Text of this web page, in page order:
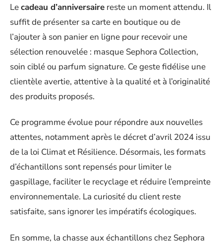
Lecadeau d’anniversaire reste un moment attendu. Il
suffit de présenter sa carte en boutique ou de
l’ajouter à son panier en ligne pour recevoir une
sélection renouvelée : masque Sephora Collection,
soin ciblé ou parfum signature. Ce geste fidélise une
clientèle avertie, attentive à la qualité et à l’originalité
des produits proposés.
Ce programme évolue pour répondre aux nouvelles
attentes, notamment après le décret d’avril 2024 issu
de la loi Climat et Résilience. Désormais, les formats
d’échantillons sont repensés pour limiter le
gaspillage, faciliter le recyclage et réduire l’empreinte
environnementale. La curiosité du client reste
satisfaite, sans ignorer les impératifs écologiques.
En somme, la chasse aux échantillons chez Sephora